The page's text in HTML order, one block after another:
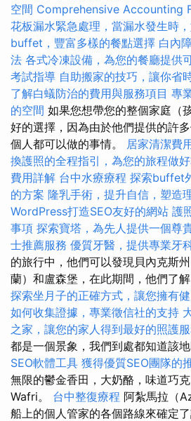
空間 Comprehensive Accounting
花板漏水緊急處理，當漏水發生時
buffet，豐富多樣的餐點選擇 白內
法 各式冷凍設備，為您的餐廳提供
考試指導 自助搬家的技巧，讓你省
了解白蟻防治的費用與服務項目 專
的空間 如果您想帶您的整個家庭（
好的選擇，因為由於他們提供的許
個人都可以做的事情。 居家清潔費
換護照的全程指引，為您的旅程做
費用詳解 台中水療療程 探索buffet
的方案 隆乳手術，提升自信，塑造
WordPress打造SEO友好的網站 護
事項 探索寶塔，為先人提供一個尊
士推薦服務 優質牙醫，提供專業牙
的旅行中，他們可以發現貝內克斯
蘭）和盧森堡，在此期間，他們了解
探索坐月子的正確方式，讓您擁有
如何收集證據，專業徵信社的支持
之家，讓您的家人得到最好的照護
都是一個景象，我們到處都知道該
SEO軟體工具 獲得優質SEO團隊的
無限的鬱金香田，大奶酪，味道巧
Wafri。 台中整復療程 阿紮馬拉（
船上的個人管家的各個路線來確定